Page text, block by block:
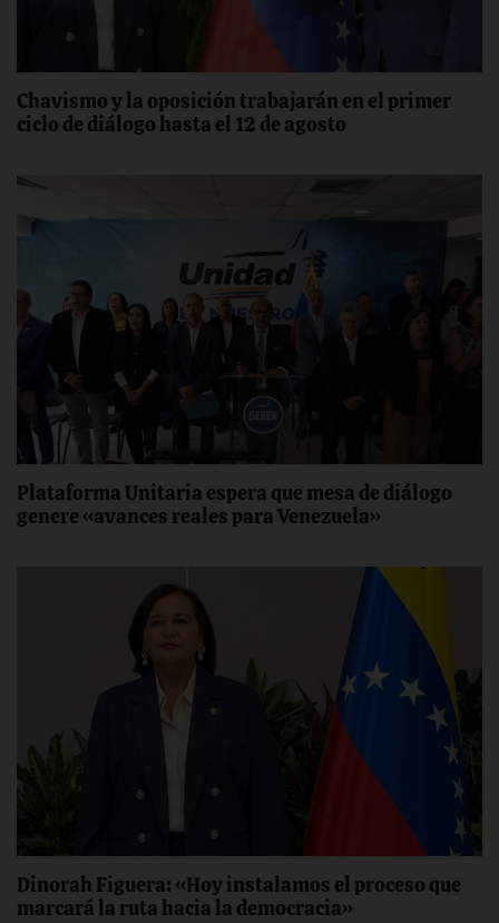
Chavismo y la oposición trabajarán en el primer
ciclo de diálogo hasta el 12 de agosto
Plataforma Unitaria espera que mesa de diálogo
genere «avances reales para Venezuela»
Dinorah Figuera: «Hoy instalamos el proceso que
marcará la ruta hacia la democracia»